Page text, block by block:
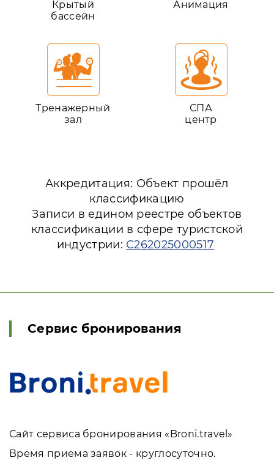
Крытый
бассейн
Анимация
Тренажерный
зал
СПА
центр
Аккредитация: Объект прошёл
классификацию
Записи в едином реестре объектов
классификации в сфере туристской
индустрии: С262025000517
Сервис бронирования
Сайт сервиса бронирования «Broni.travel»
Время приема заявок - круглосуточно.